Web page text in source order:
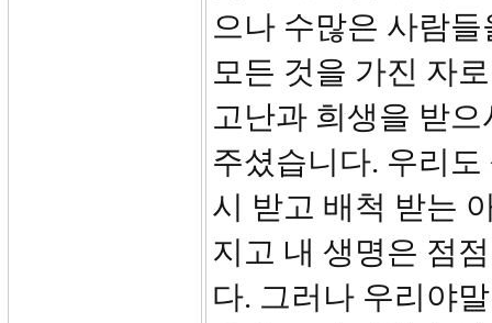
으나 수많은 사람
모든 것을 가진 자
고난과 희생을 받
주셨습니다. 우리
시 받고 배척 받는
지고 내 생명은 점
다. 그러나 우리야